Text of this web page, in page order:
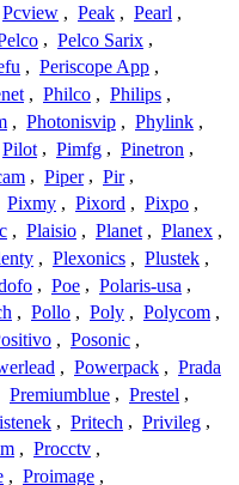
Pcview , Peak , Pearl ,
, Pelco Sarix ,
, Periscope App ,
, Philco , Philips ,
, Photonisvip , Phylink ,
Pilot , Pimfg , Pinetron ,
, Piper , Pir ,
Pixmy , Pixord , Pixpo ,
, Plaisio , Planet , Planex ,
, Plexonics , Plustek ,
, Poe , Polaris-usa ,
, Pollo , Poly , Polycom ,
, Posonic ,
, Powerpack , Prada
Premiumblue , Prestel ,
, Pritech , Privileg ,
, Procctv ,
, Proimage ,